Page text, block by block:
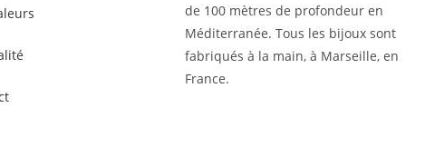
de 100 mètres de profondeur en
Méditerranée. Tous les bijoux sont
fabriqués à la main, à Marseille, en
France.